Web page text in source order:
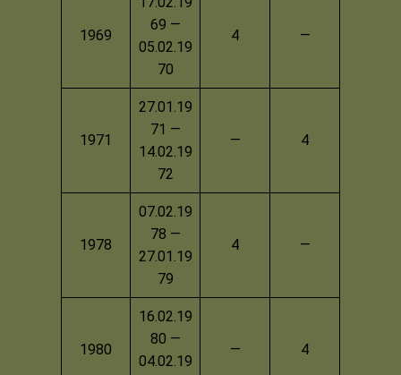
1969
69 —
05.02.19
70
4 —
1971
27.01.19
71 —
14.02.19
72
— 4
1978
07.02.19
78 —
27.01.19
79
4 —
1980
16.02.19
80 —
04.02.19
— 4